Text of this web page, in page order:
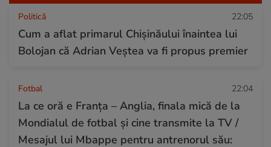
Politică 22:05
Cum a aflat primarul Chișinăului înaintea lui
Bolojan că Adrian Veștea va fi propus premier
Fotbal 22:04
La ce oră e Franța – Anglia, finala mică de la
Mondialul de fotbal și cine transmite la TV /
Mesajul lui Mbappe pentru antrenorul său: